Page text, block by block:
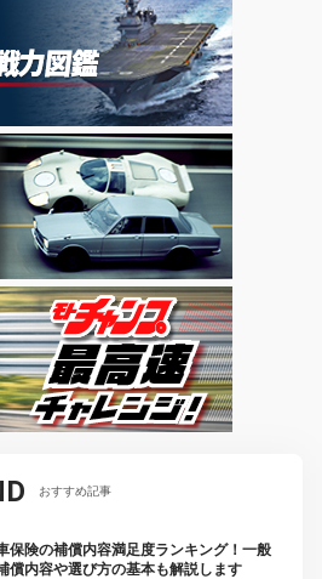
おすすめ記事
保険の補償内容満足度ランキング！一般
償内容や選び方の基本も解説します